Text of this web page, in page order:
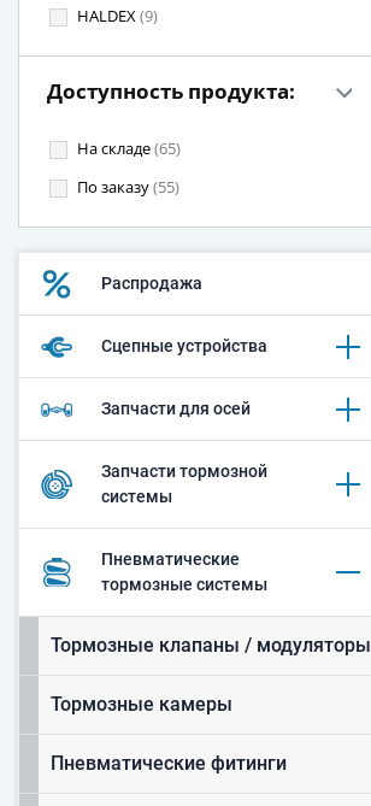
HALDEX(9)
Доступность продукта:
На складе(65)
По заказу(55)
Распродажа
Сцепные устройства
Запчасти для осей
Запчасти тормозной
системы
Пневматические
тормозные системы
Тормозные клапаны / модуляторы
Тормозные камеры
Пневматические фитинги